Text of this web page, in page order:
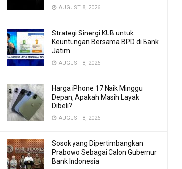
AUGUST 8, 2026
Strategi Sinergi KUB untuk
Keuntungan Bersama BPD di Bank
Jatim
AUGUST 8, 2026
Harga iPhone 17 Naik Minggu
Depan, Apakah Masih Layak
Dibeli?
AUGUST 8, 2026
Sosok yang Dipertimbangkan
Prabowo Sebagai Calon Gubernur
Bank Indonesia